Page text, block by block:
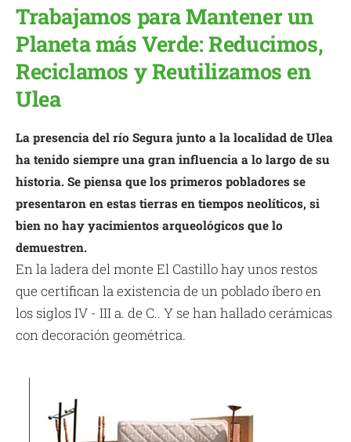
Trabajamos para Mantener un
Planeta más Verde: Reducimos,
Reciclamos y Reutilizamos en
Ulea
La presencia del río Segura junto a la localidad de Ulea
ha tenido siempre una gran influencia a lo largo de su
historia. Se piensa que los primeros pobladores se
presentaron en estas tierras en tiempos neolíticos, si
bien no hay yacimientos arqueológicos que lo
demuestren.
En la ladera del monte El Castillo hay unos restos
que certifican la existencia de un poblado íbero en
los siglos IV - III a. de C.. Y se han hallado cerámicas
con decoración geométrica.